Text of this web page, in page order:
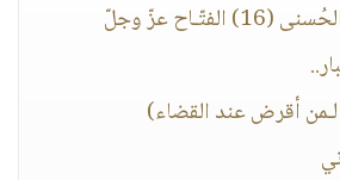
عزّ وجلّ
أقرض عند القضاء)